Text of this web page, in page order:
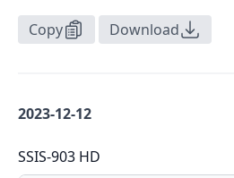
Copy Download
2023-12-12
SSIS-903 HD